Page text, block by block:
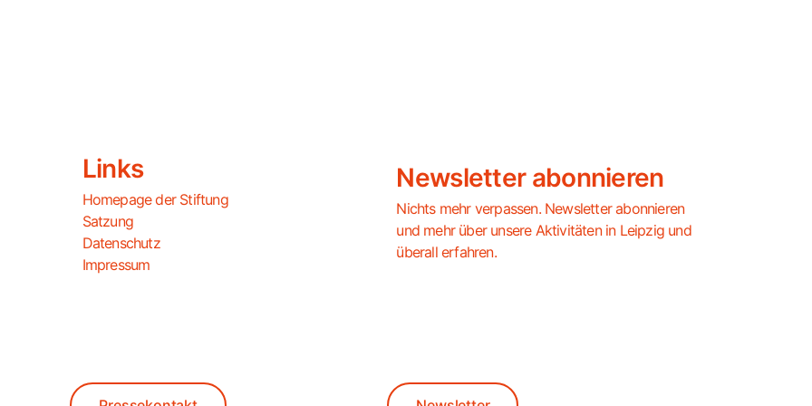
Links
Homepage der Stiftung
Satzung
Datenschutz
Impressum
Newsletter abonnieren
Nichts mehr verpassen. Newsletter abonnieren
und mehr über unsere Aktivitäten in Leipzig und
überall erfahren.